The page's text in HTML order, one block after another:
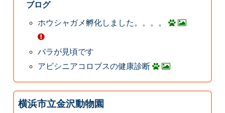
ブログ
ホウシャガメ孵化しました。。。。
バラが見頃です
アビシニアコロブスの健康診断
横浜市立金沢動物園